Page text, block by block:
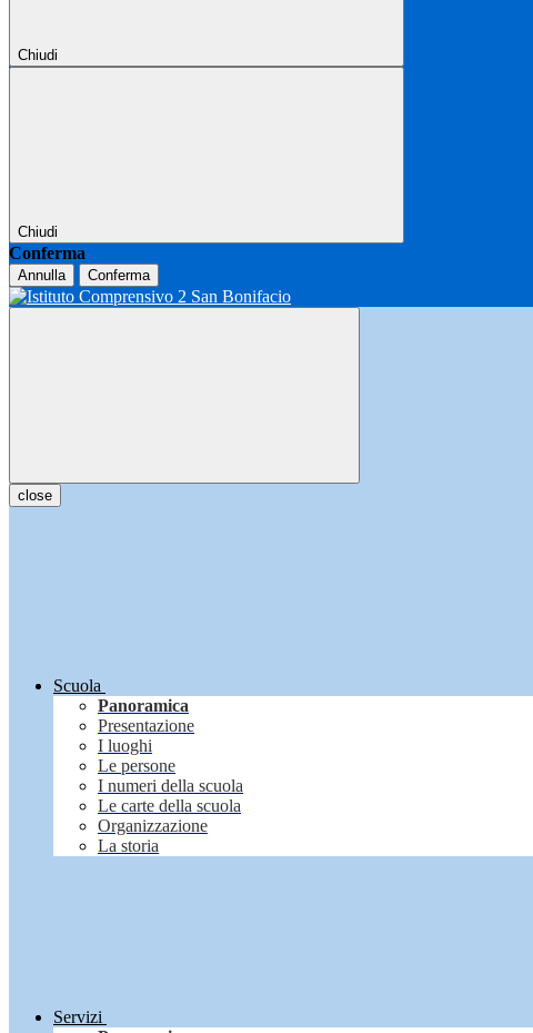
Chiudi
Chiudi
Conferma
Annulla Conferma
close
Scuola
Panoramica
Presentazione
I luoghi
Le persone
I numeri della scuola
Le carte della scuola
Organizzazione
La storia
Servizi